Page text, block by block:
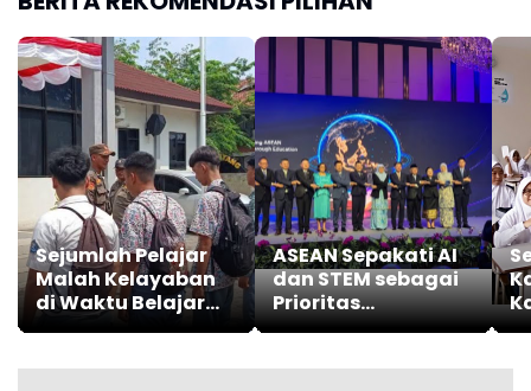
Sejumlah Pelajar
Malah Kelayaban
di Waktu Belajar
Karawang
ASEAN Sepakati AI
dan STEM sebagai
Prioritas
Pendidikan 2026–